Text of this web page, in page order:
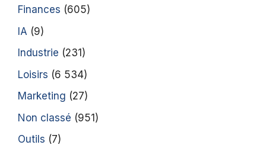
Finances (605)
IA (9)
Industrie (231)
Loisirs (6 534)
Marketing (27)
Non classé (951)
Outils (7)